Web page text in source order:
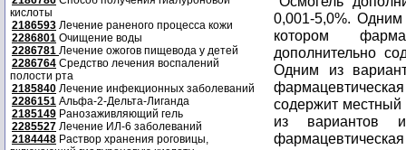
кислоты
2186593 Лечение раненого процесса кожи
2286801 Очищение воды
2286781 Лечение ожогов пищевода у детей
2286764 Средство лечения воспалений
полости рта
2185840 Лечение инфекционных заболеваний
2286151 Альфа-2-Дельта-Лиганда
2185149 Ранозаживляющий гель
2285527 Лечение ИЛ-6 заболеваний
2184448 Раствор хранения роговицы,
0,001-5,0%. Одним
котором
дополнительно
Одним из
содержит местный
из вариантов